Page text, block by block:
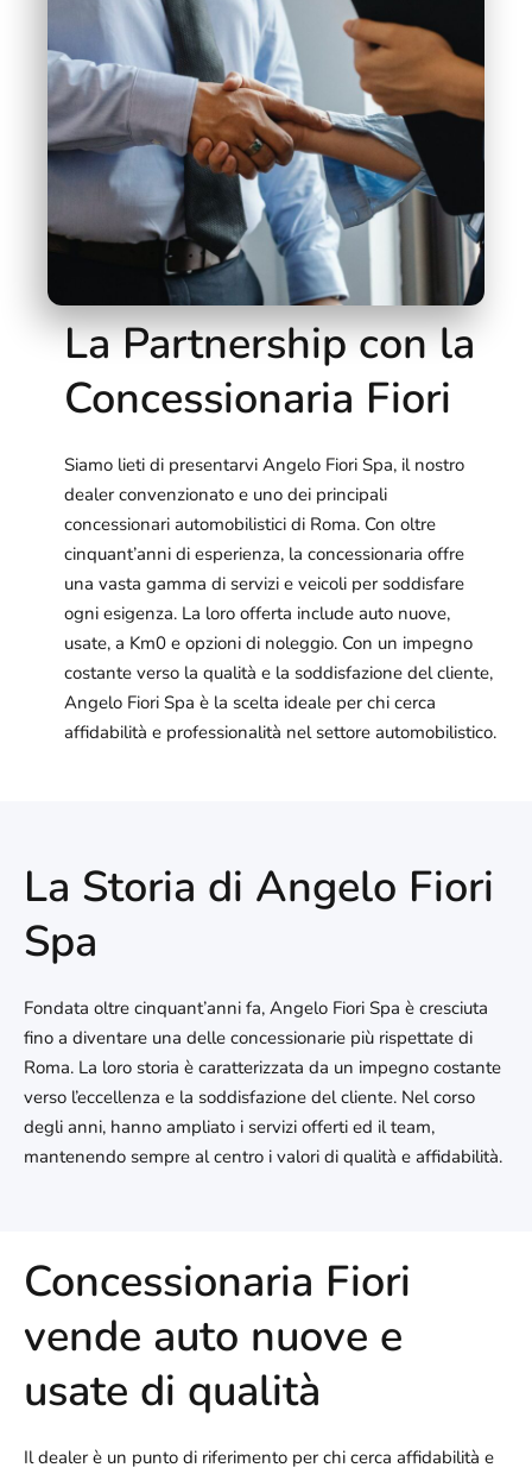
La Partnership con la
Concessionaria Fiori
Siamo lieti di presentarvi Angelo Fiori Spa, il nostro
dealer convenzionato e uno dei principali
concessionari automobilistici di Roma. Con oltre
cinquant’anni di esperienza, la concessionaria offre
una vasta gamma di servizi e veicoli per soddisfare
ogni esigenza. La loro offerta include auto nuove,
usate, a Km0 e opzioni di noleggio. Con un impegno
costante verso la qualità e la soddisfazione del cliente,
Angelo Fiori Spa è la scelta ideale per chi cerca
affidabilità e professionalità nel settore automobilistico.
La Storia di Angelo Fiori
Spa
Fondata oltre cinquant’anni fa, Angelo Fiori Spa è cresciuta
fino a diventare una delle concessionarie più rispettate di
Roma. La loro storia è caratterizzata da un impegno costante
verso l’eccellenza e la soddisfazione del cliente. Nel corso
degli anni, hanno ampliato i servizi offerti ed il team,
mantenendo sempre al centro i valori di qualità e affidabilità.
Concessionaria Fiori
vende auto nuove e
usate di qualità
Il dealer è un punto di riferimento per chi cerca affidabilità e